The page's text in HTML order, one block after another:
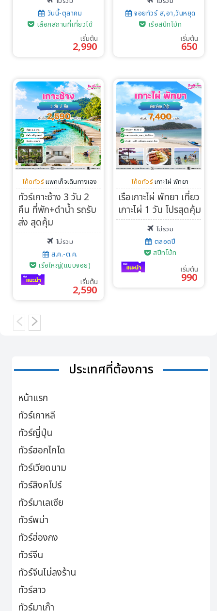
วันนี้-ตุลาคม
เลือกสถานที่เที่ยวได้
เริ่มต้น
2,990
จอยทัวร์ ส,อา,วันหยุด
เรือสปีทโบ้ท
เริ่มต้น
650
โค้ดทัวร์ แพคเก็จเดินทางเอง
ทัวร์เกาะช้าง 3 วัน 2
คืน ที่พัก+ดำน้ำ รถรับ
ส่ง สุดคุ้ม
ไม่รวม
ส.ค.-ต.ค.
เรือใหญ่(แบบจอย)
เริ่มต้น
2,590
โค้ดทัวร์ เกาะไผ่ พัทยา
เรือเกาะไผ่ พัทยา เที่ยว
เกาะไผ่ 1 วัน โปรสุดคุ้ม
ไม่รวม
ตลอดปี
สปีทโบ้ท
เริ่มต้น
990
ประเทศที่ต้องการ
หน้าแรก
ทัวร์เกาหลี
ทัวร์ญี่ปุ่น
ทัวร์ฮอกไกโด
ทัวร์เวียดนาม
ทัวร์สิงคโปร์
ทัวร์มาเลเซีย
ทัวร์พม่า
ทัวร์ฮ่องกง
ทัวร์จีน
ทัวร์จีนไม่ลงร้าน
ทัวร์ลาว
ทัวร์มาเก๊า